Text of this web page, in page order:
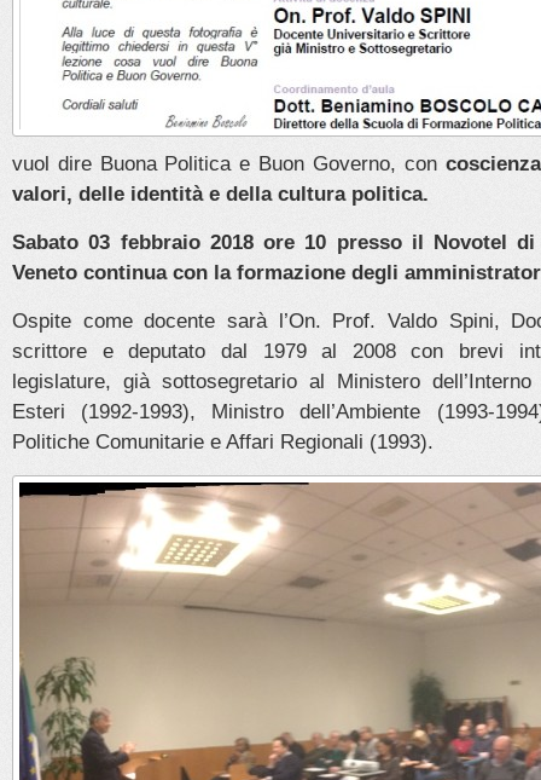
vuol dire Buona Politica e Buon Governo, con
valori, delle identità e della cultura politica.
Sabato 03 febbraio 2018 ore 10 presso il Novotel
Veneto continua con la formazione degli
Ospite come docente sarà l’On. Prof. Valdo Spini,
scrittore e deputato dal 1979 al 2008 con brevi
legislature, già sottosegretario al Ministero
Esteri (1992-1993), Ministro dell’Ambiente (1993-
Politiche Comunitarie e Affari Regionali (1993).